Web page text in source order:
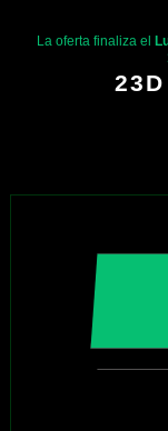
La oferta finaliza el